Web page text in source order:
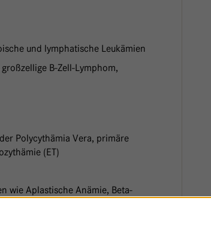
und lymphatische Leukämien
B-Zell-Lymphom,
Polycythämia Vera, primäre
(ET)
wie Aplastische Anämie, Beta-
paroxysmale nächtliche
u.a.
Magenkrebs, Krebs